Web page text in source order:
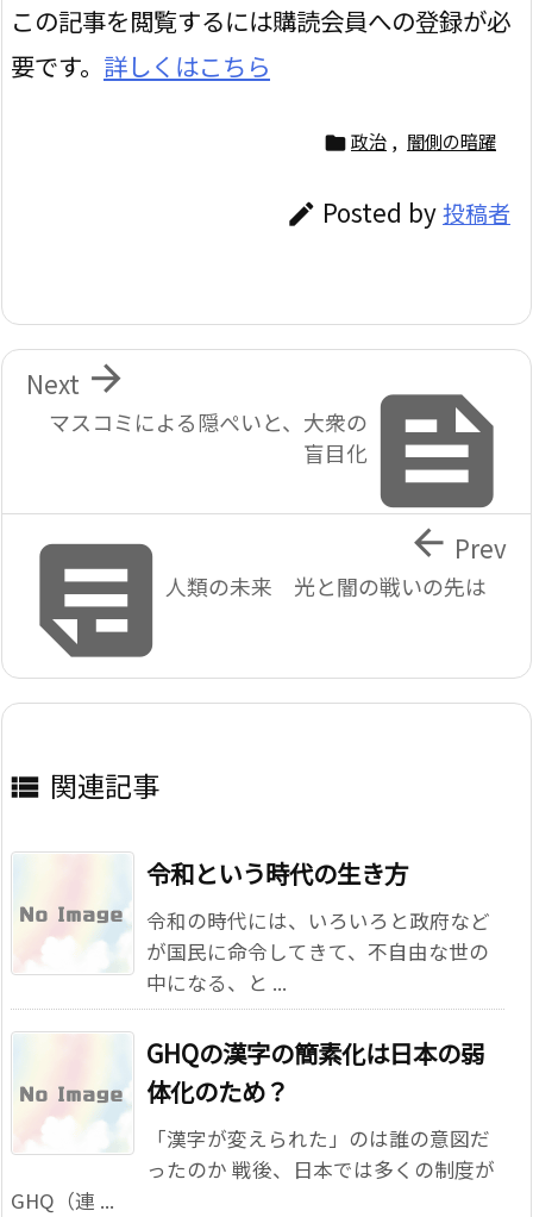
この記事を閲覧するには購読会員への登録が必
要です。 詳しくはこちら
 政治 , 闇側の暗躍
 Posted by投稿者

マスコミによる隠ぺいと、大衆の
盲目化

Next
人類の未来 光と闇の戦いの先は
 Prev
 関連記事
令和という時代の生き方
令和の時代には、いろいろと政府など
が国民に命令してきて、不自由な世の
中になる、と ...
GHQの漢字の簡素化は日本の弱
体化のため？
「漢字が変えられた」のは誰の意図だ
ったのか 戦後、日本では多くの制度が
GHQ（連 ...